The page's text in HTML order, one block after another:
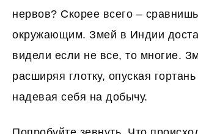
нервов? Скорее всего –
окружающим. Змей в Индии
видели если не все, то многие.
расширяя глотку, опуская
надевая себя на добычу.